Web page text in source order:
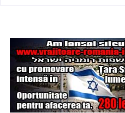
Şi-a vândut soţia
pentru un ritual de
magie neagră